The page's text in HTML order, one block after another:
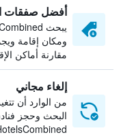
أفضل صفقات
ومكان إقامة
مقارنة أماكن
إلغاء مجاني
من الوارد أن
البحث وحجز